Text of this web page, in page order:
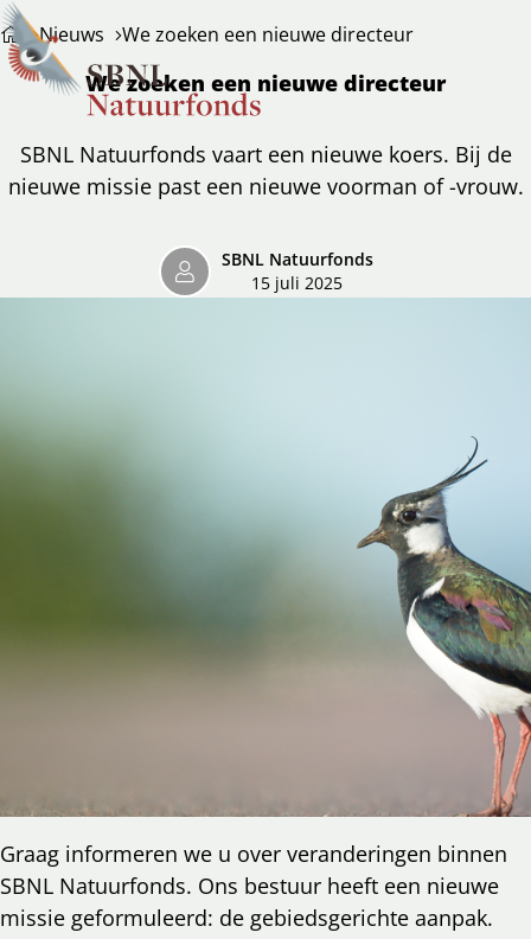
Nieuws We zoeken een nieuwe directeur
We zoeken een nieuwe directeur
SBNL Natuurfonds vaart een nieuwe koers. Bij de
nieuwe missie past een nieuwe voorman of -vrouw.
SBNL Natuurfonds
15 juli 2025
Graag informeren we u over veranderingen binnen
SBNL Natuurfonds. Ons bestuur heeft een nieuwe
missie geformuleerd: de gebiedsgerichte aanpak.